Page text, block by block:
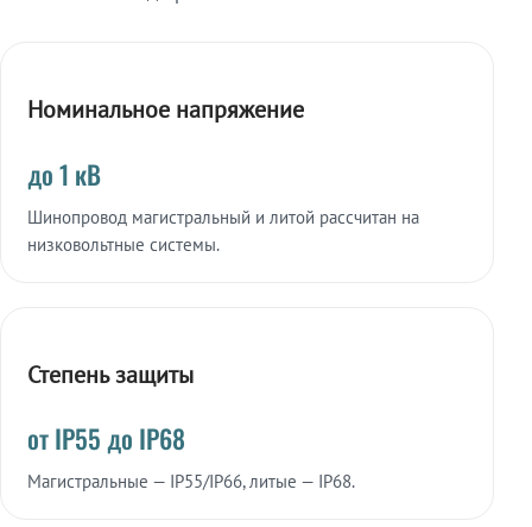
Номинальное напряжение
до 1 кВ
Шинопровод магистральный и литой рассчитан на
низковольтные системы.
Степень защиты
от IP55 до IP68
Магистральные — IP55/IP66, литые — IP68.